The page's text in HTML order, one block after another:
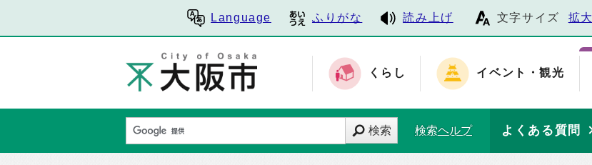
Language ふりがな 読み上げ 文字サイズ 拡大
くらし イベント・観光
検索 検索ヘルプ よくある質問